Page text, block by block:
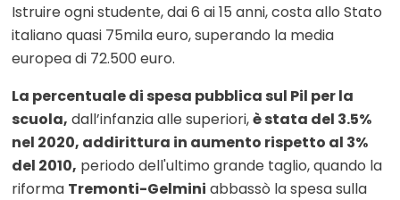
Istruire ogni studente, dai 6 ai 15 anni, costa allo Stato
italiano quasi 75mila euro, superando la media
europea di 72.500 euro.
La percentuale di spesa pubblica sul Pil per la
scuola, dall’infanzia alle superiori,è stata del 3.5%
nel 2020, addirittura in aumento rispetto al 3%
del 2010, periodo dell'ultimo grande taglio, quando la
riforma Tremonti-Gelmini abbassò la spesa sulla